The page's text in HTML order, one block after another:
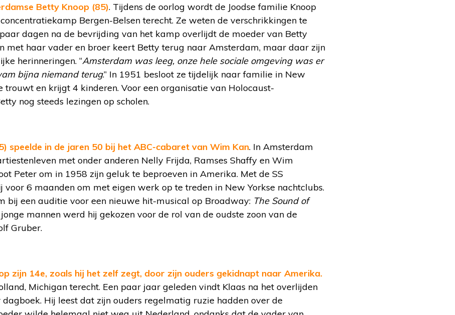
Betty Knoop (85). Tijdens de oorlog wordt de Joodse familie Knoop
Bergen-Belsen terecht. Ze weten de verschrikkingen te
dagen na de bevrijding van het kamp overlijdt de moeder van Betty
met haar vader en broer keert Betty terug naar Amsterdam, maar daar zijn
herinneringen. “Amsterdam was leeg, onze hele sociale omgeving was er
bijna niemand terug.” In 1951 besloot ze tijdelijk naar familie in New
trouwt en krijgt 4 kinderen. Voor een organisatie van Holocaust-
nog steeds lezingen op scholen.
speelde in de jaren 50 bij het ABC-cabaret van Wim Kan. In Amsterdam
met onder anderen Nelly Frijda, Ramses Shaffy en Wim
Peter om in 1958 zijn geluk te beproeven in Amerika. Met de SS
6 maanden om met eigen werk op te treden in New Yorkse nachtclubs.
bij een auditie voor een nieuwe hit-musical op Broadway: The Sound of
mannen werd hij gekozen voor de rol van de oudste zoon van de
Gruber.
zijn 14e, zoals hij het zelf zegt, door zijn ouders gekidnapt naar Amerika.
Michigan terecht. Een paar jaar geleden vindt Klaas na het overlijden
Hij leest dat zijn ouders regelmatig ruzie hadden over de